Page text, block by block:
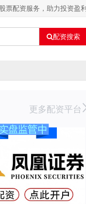
票配资服务，助力投资盈利
配资搜索
更多配资平台